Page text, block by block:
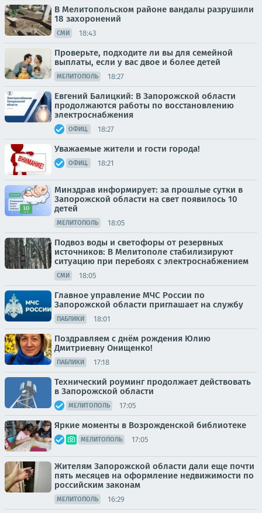
В Мелитопольском районе вандалы разрушили
18 захоронений
СМИ 18:43
Проверьте, подходите ли вы для семейной
выплаты, если у вас двое и более детей
МЕЛИТОПОЛЬ 18:27
Евгений Балицкий: В Запорожской области
продолжаются работы по восстановлению
электроснабжения
ОФИЦ. 18:27
Уважаемые жители и гости города!
ОФИЦ. 18:21
Минздрав информирует: за прошлые сутки в
Запорожской области на свет появилось 10
детей
МЕЛИТОПОЛЬ 18:05
Подвоз воды и светофоры от резервных
источников: В Мелитополе стабилизируют
ситуацию при перебоях с электроснабжением
СМИ 18:05
Главное управление МЧС России по
Запорожской области приглашает на службу
ПАБЛИКИ 18:01
Поздравляем с днём рождения Юлию
Дмитриевну Онищенко!
ПАБЛИКИ 17:18
Технический роуминг продолжает действовать
в Запорожской области
МЕЛИТОПОЛЬ 17:05
Яркие моменты в Возрожденской библиотеке
МЕЛИТОПОЛЬ 17:05
Жителям Запорожской области дали еще почти
пять месяцев на оформление недвижимости по
российским законам
МЕЛИТОПОЛЬ 16:29